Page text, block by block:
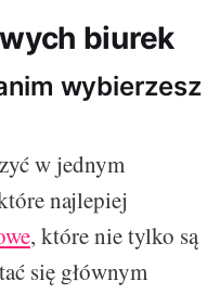
biurek
wybierzesz
w jednym
najlepiej
, które nie tylko są
się głównym